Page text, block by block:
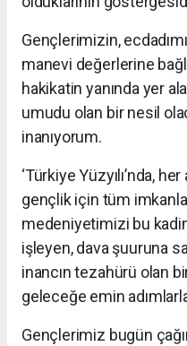
Gençlerimizin,
manevi değerlerine
hakikatin yanında yer
umudu olan bir nesil
inanıyorum.
‘Türkiye Yüzyılı’nda,
gençlik için tüm
medeniyetimizi bu
işleyen, dava şuuruna
inancın tezahürü olan
geleceğe emin
Gençlerimiz bugün